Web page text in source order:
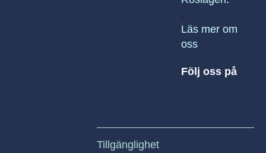
.
Läs mer om
oss
Följ oss på
Tillgänglighet